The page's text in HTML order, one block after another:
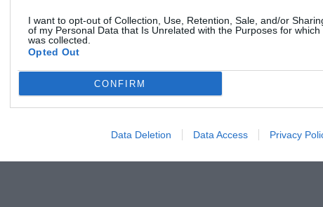
I want to opt-out of Collection, Use, Retention, Sale, and/or
of my Personal Data that Is Unrelated with the Purposes for which
was collected.
Opted Out
CONFIRM
Data Deletion Data Access Privacy